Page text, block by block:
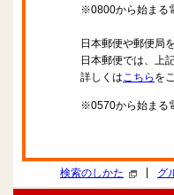
※0800から始まる
日本郵便や郵便局
日本郵便では、上
詳しくはこちら を
※0570から始まる
検索のしかた グ